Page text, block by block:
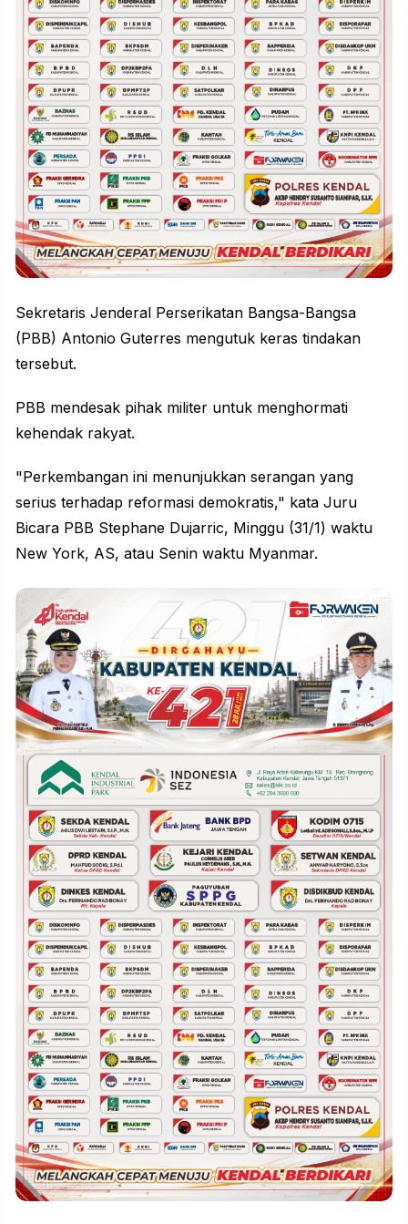
Sekretaris Jenderal Perserikatan Bangsa-Bangsa
(PBB) Antonio Guterres mengutuk keras tindakan
tersebut.
PBB mendesak pihak militer untuk menghormati
kehendak rakyat.
"Perkembangan ini menunjukkan serangan yang
serius terhadap reformasi demokratis," kata Juru
Bicara PBB Stephane Dujarric, Minggu (31/1) waktu
New York, AS, atau Senin waktu Myanmar.